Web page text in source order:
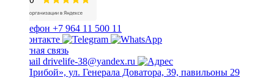
+7 964 11 500 11
Обратная связь
drivelife-38@yandex.ru
ТЦ «Прибой», ул. Генерала Доватора, 39, павильоны 29